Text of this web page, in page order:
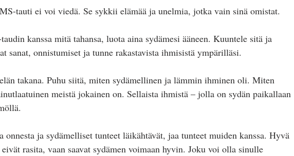
tauti ei voi viedä. Se sykkii elämää ja unelmia, jotka vain sinä omistat.
kanssa mitä tahansa, luota aina sydämesi ääneen. Kuuntele sitä ja
sanat, onnistumiset ja tunne rakastavista ihmisistä ympärilläsi.
takana. Puhu siitä, miten sydämellinen ja lämmin ihminen oli. Miten
meistä jokainen on. Sellaista ihmistä – jolla on sydän paikallaan
onnesta ja sydämelliset tunteet läikähtävät, jaa tunteet muiden kanssa. Hyvä
rasita, vaan saavat sydämen voimaan hyvin. Joku voi olla sinulle